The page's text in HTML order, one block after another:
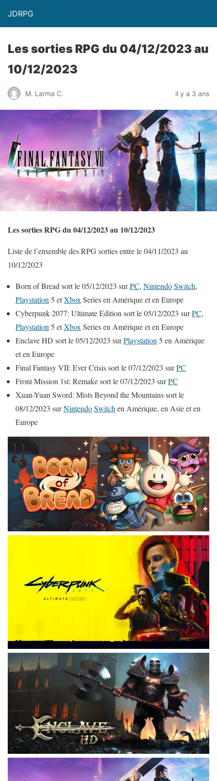
JDRPG
Les sorties RPG du 04/12/2023 au
10/12/2023
M. Larma C. il y a 3 ans
Les sorties RPG du 04/12/2023 au 10/12/2023
Liste de l’ensemble des RPG sorties entre le 04/11/2023 au
10/12/2023
Born of Bread sort le 05/12/2023 surPC, NintendoSwitch,
Playstation5 etXboxSeries en Amérique et en Europe
Cyberpunk 2077: Ultimate Edition sort le 05/12/2023 surPC,
Playstation5 etXboxSeries en Amérique et en Europe
Enclave HD sort le 05/12/2023 surPlaystation5 en Amérique
et en Europe
Final Fantasy VII: Ever Crisis sort le 07/12/2023 surPC
Front Mission 1st: Remake sort le 07/12/2023 surPC
Xuan-Yuan Sword: Mists Beyond the Mountains sort le
08/12/2023 surNintendoSwitchen Amérique, en Asie et en
Europe